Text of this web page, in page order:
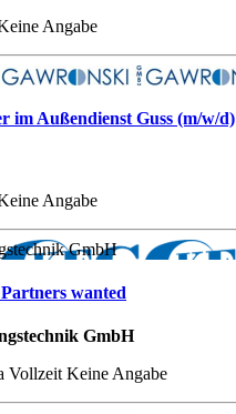
Angabe
im Außendienst Guss (m/w/d)
Angabe
GmbH
wanted
GmbH
Vollzeit Keine Angabe